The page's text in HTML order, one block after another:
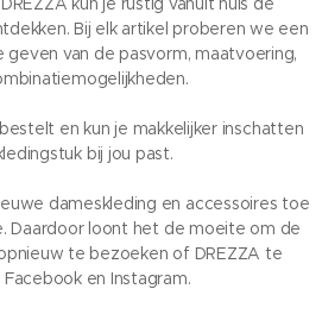
Bij elk artikel proberen we een
geven van de pasvorm, maatvoering,
en kun je makkelijker inschatten
bij jou past.
dameskleding en accessoires toe
Daardoor loont het de moeite om de
te bezoeken of DREZZA te
en Instagram.